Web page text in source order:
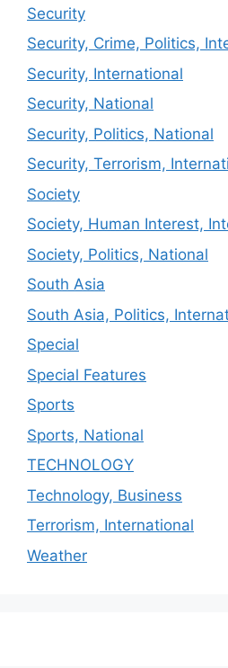
Security
Security, Crime, Politics,
Security, International
Security, National
Security, Politics, National
Security, Terrorism,
Society
Society, Human Interest,
Society, Politics, National
South Asia
South Asia, Politics,
Special
Special Features
Sports
Sports, National
TECHNOLOGY
Technology, Business
Terrorism, International
Weather